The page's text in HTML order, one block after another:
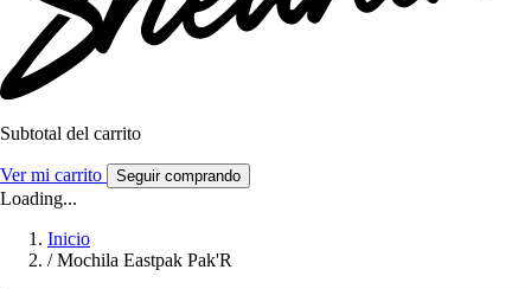
Subtotal del carrito
Ver mi carrito Seguir comprando
Loading...
Inicio
/ Mochila Eastpak Pak'R